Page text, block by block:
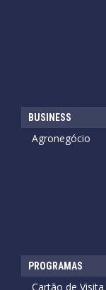
BUSINESS
Agronegócio
PROGRAMAS
Cartão de Visita